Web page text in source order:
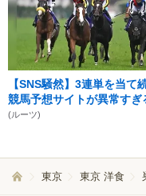
【SNS騒然】3連単を当て
競馬予想サイトが異常すぎ
(ルーツ)
東京 東京 洋食